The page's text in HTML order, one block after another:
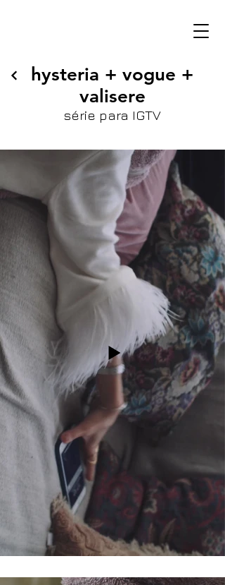
hysteria + vogue +
valisere
série para IGTV